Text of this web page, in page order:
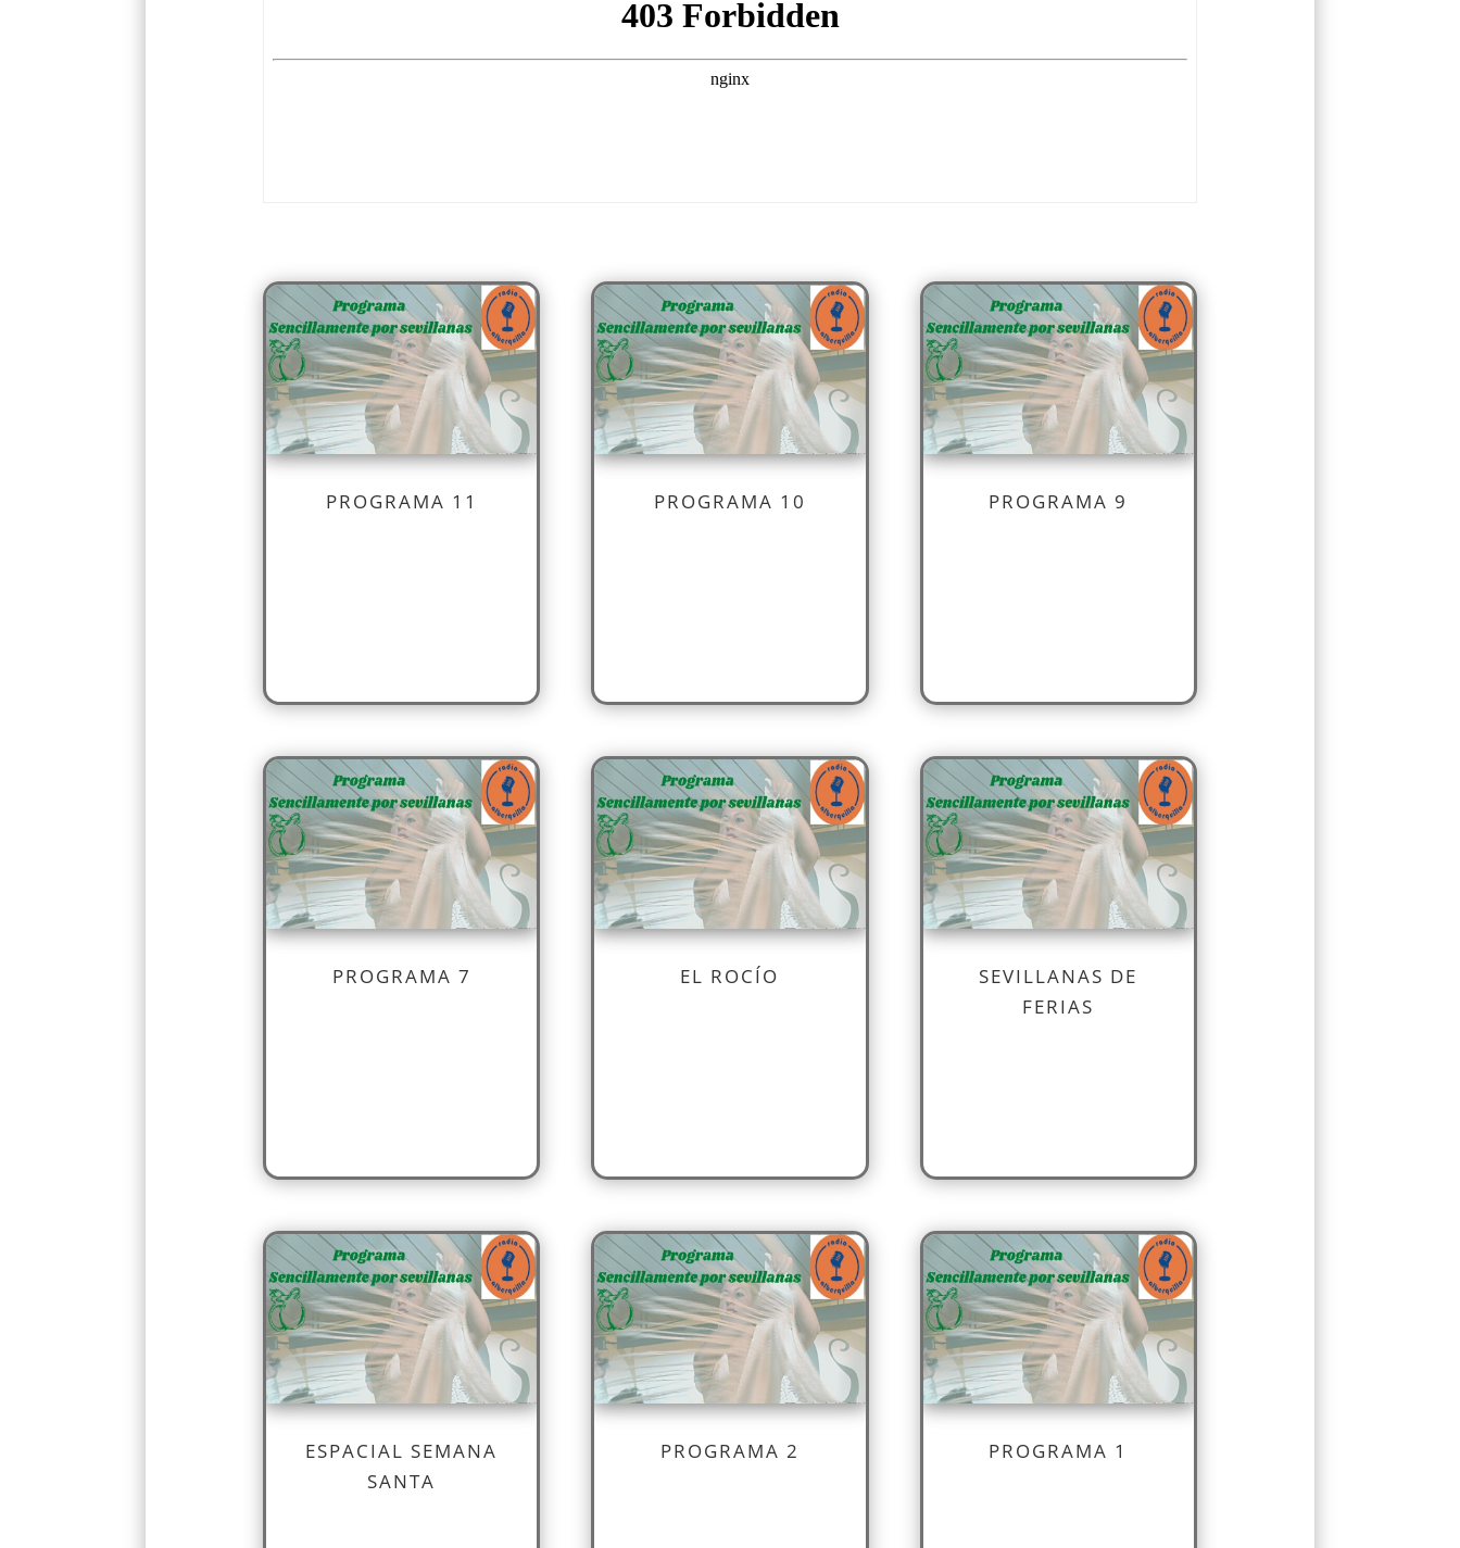
PROGRAMA 11
PROGRAMA 7
ESPACIAL SEMANA
SANTA
PROGRAMA 10
EL ROCÍO
PROGRAMA 2
PROGRAMA 9
SEVILLANAS DE
FERIAS
PROGRAMA 1